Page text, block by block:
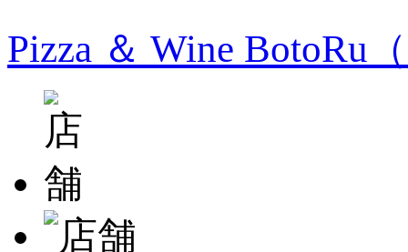
Pizza ＆ Wine BotoRu